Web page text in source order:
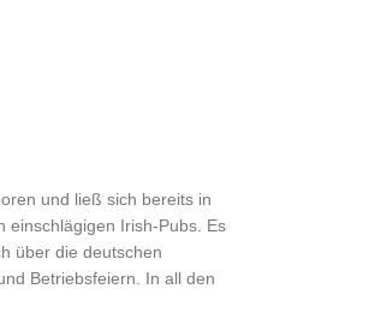
und ließ sich bereits in
einschlägigen Irish-Pubs. Es
über die deutschen
Betriebsfeiern. In all den